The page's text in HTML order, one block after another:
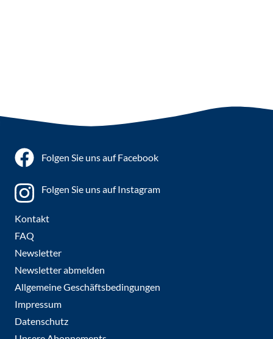
Folgen Sie uns auf Facebook
Folgen Sie uns auf Instagram
Kontakt
FAQ
Newsletter
Newsletter abmelden
Allgemeine Geschäftsbedingungen
Impressum
Datenschutz